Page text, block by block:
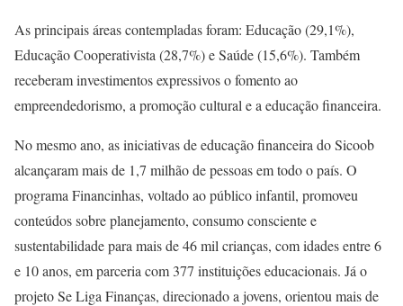
As principais áreas contempladas foram: Educação (29,1%),
Educação Cooperativista (28,7%) e Saúde (15,6%). Também
receberam investimentos expressivos o fomento ao
empreendedorismo, a promoção cultural e a educação financeira.
No mesmo ano, as iniciativas de educação financeira do Sicoob
alcançaram mais de 1,7 milhão de pessoas em todo o país. O
programa Financinhas, voltado ao público infantil, promoveu
conteúdos sobre planejamento, consumo consciente e
sustentabilidade para mais de 46 mil crianças, com idades entre 6
e 10 anos, em parceria com 377 instituições educacionais. Já o
projeto Se Liga Finanças, direcionado a jovens, orientou mais de